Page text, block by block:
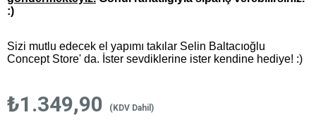
:)
Sizi mutlu edecek el yapımı takılar Selin Baltacıoğlu
Concept Store' da. İster sevdiklerine ister kendine hediye! :)
₺1.349,90 (KDV Dahil)